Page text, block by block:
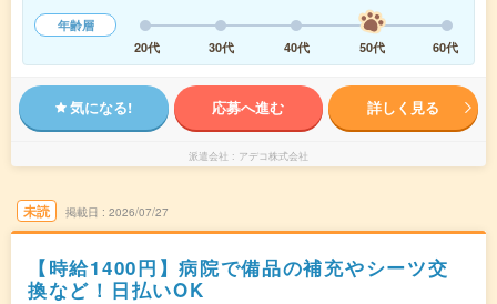
年齢層
20代
30代 40代 50代 60代
気になる! 応募へ進む 詳しく見る
派遣会社 アデコ株式会社
未読 掲載日 2026/07/27
【時給1400円】病院で備品の補充やシーツ交
換など！日払いOK